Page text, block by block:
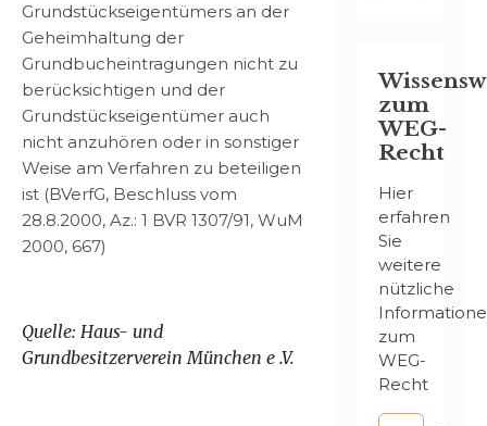
Grundstückseigentümers an der
Geheimhaltung der
Grundbucheintragungen nicht zu
berücksichtigen und der
Grundstückseigentümer auch
nicht anzuhören oder in sonstiger
Weise am Verfahren zu beteiligen
ist (BVerfG, Beschluss vom
28.8.2000, Az.: 1 BVR 1307/91, WuM
2000, 667)
Quelle: Haus- und
Grundbesitzerverein München e .V.
zum
WEG-
Recht
Hier
erfahren
Sie
weitere
nützliche
zum
WEG-
Recht